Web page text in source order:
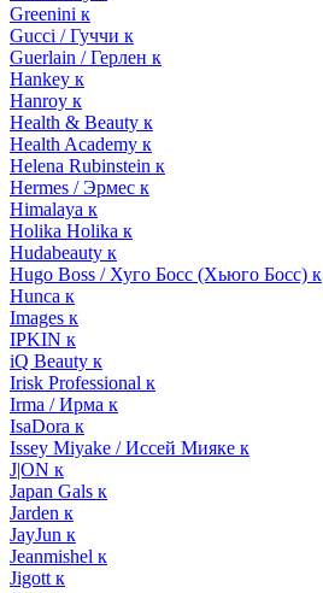
Greenini к
Gucci / Гуччи к
Guerlain / Герлен к
Hankey к
Hanroy к
Health & Beauty к
Health Academy к
Helena Rubinstein к
Hermes / Эрмес к
Himalaya к
Holika Holika к
Hudabeauty к
Hugo Boss / Хуго Босс (Хьюго Босс) к
Hunca к
Images к
IPKIN к
iQ Beauty к
Irisk Professional к
Irma / Ирма к
IsaDora к
Issey Miyake / Иссей Мияке к
J|ON к
Japan Gals к
Jarden к
JayJun к
Jeanmishel к
Jigott к